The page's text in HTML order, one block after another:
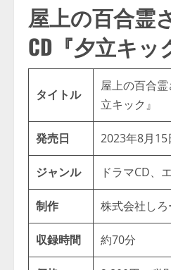
屋上の百合霊
CD『夕立キッ
タイトル
屋上の百合
立キック』
発売日 2023年8月15
ジャンル ドラマCD、
制作 株式会社しろ
収録時間 約70分